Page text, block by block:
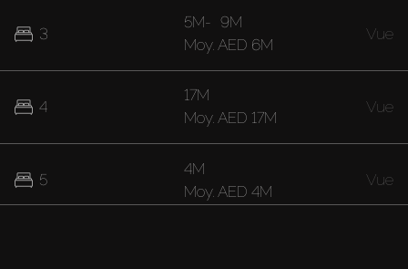
3
4
5
5M- 9M
Moy. AED 6M
Vue
17M
Moy. AED 17M
Vue
4M
Moy. AED 4M
Vue